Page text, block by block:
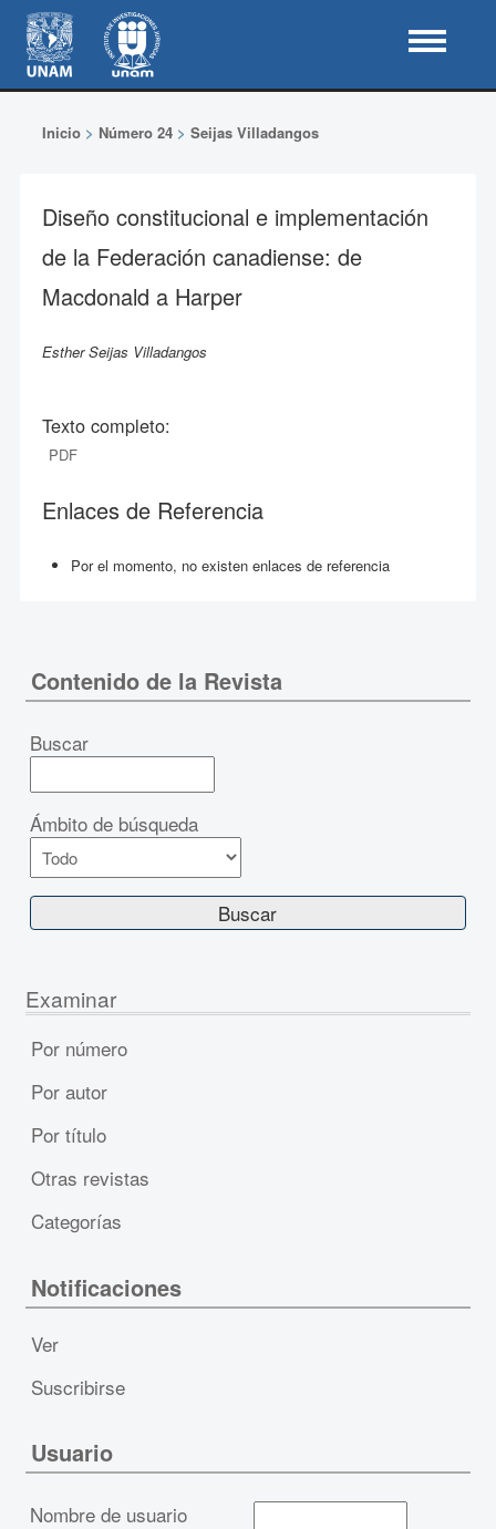
Inicio> Número 24> Seijas Villadangos
Diseño constitucional e implementación
de la Federación canadiense: de
Macdonald a Harper
Esther Seijas Villadangos
Texto completo:
PDF
Enlaces de Referencia
Por el momento, no existen enlaces de referencia
Contenido de la Revista
Buscar
Ámbito de búsqueda
Examinar
Por número
Por autor
Por título
Otras revistas
Categorías
Notificaciones
Ver
Suscribirse
Usuario
Nombre de usuario